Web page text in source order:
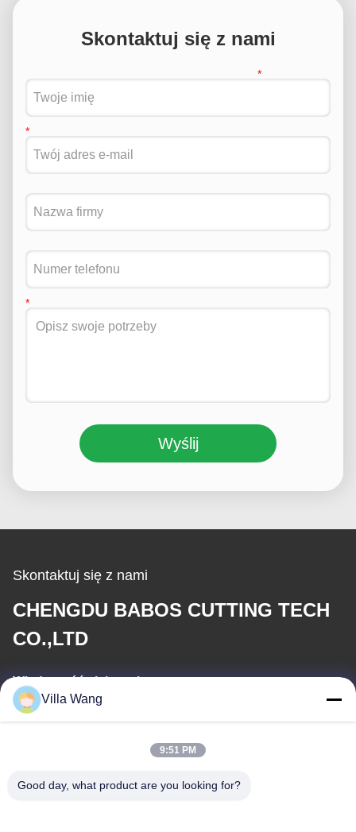
Skontaktuj się z nami
Wyślij
Skontaktuj się z nami
CHENGDU BABOS CUTTING TECH
CO.,LTD
Wiadomość elektroniczna
Villa Wang
9:51 PM
Good day, what product are you looking for?